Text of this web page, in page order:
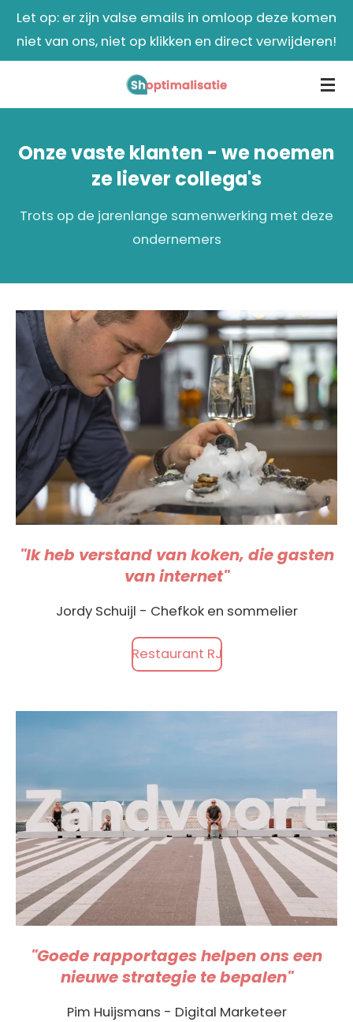
Ga
direct
naar
hoofdinhoud
Let op: er zijn valse emails in omloop deze komen
niet van ons, niet op klikken en direct verwijderen!
Onze vaste klanten - we noemen
ze liever collega's
Trots op de jarenlange samenwerking met deze
ondernemers
"Ik heb verstand van koken, die gasten
van internet"
Jordy Schuijl - Chefkok en sommelier
Restaurant RJ
"Goede rapportages helpen ons een
nieuwe strategie te bepalen"
Pim Huijsmans - Digital Marketeer